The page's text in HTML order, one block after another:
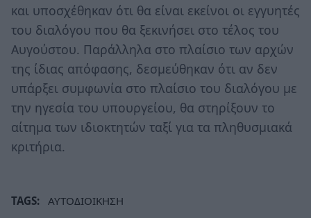
και υποσχέθηκαν ότι θα είναι εκείνοι οι εγγυητές
του διαλόγου που θα ξεκινήσει στο τέλος του
Αυγούστου. Παράλληλα στο πλαίσιο των αρχών
της ίδιας απόφασης, δεσμεύθηκαν ότι αν δεν
υπάρξει συμφωνία στο πλαίσιο του διαλόγου με
την ηγεσία του υπουργείου, θα στηρίξουν το
αίτημα των ιδιοκτητών ταξί για τα πληθυσμιακά
κριτήρια.
TAGS: ΑΥΤΟΔΙΟΙΚΗΣΗ